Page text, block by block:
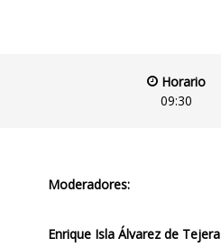
Horario
09:30
Moderadores:
Enrique Isla Álvarez de Tejera